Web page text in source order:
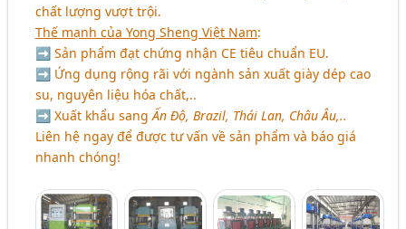
chất lượng vượt trội.
Thế mạnh của Yong Sheng Việt Nam:
➡ Sản phẩm đạt chứng nhận CE tiêu chuẩn EU.
➡ Ứng dụng rộng rãi với ngành sản xuất giày dép cao
su, nguyên liệu hóa chất,..
➡ Xuất khẩu sangẤn Độ, Brazil, Thái Lan, Châu Âu,..
Liên hệ ngay để được tư vấn về sản phẩm và báo giá
nhanh chóng!